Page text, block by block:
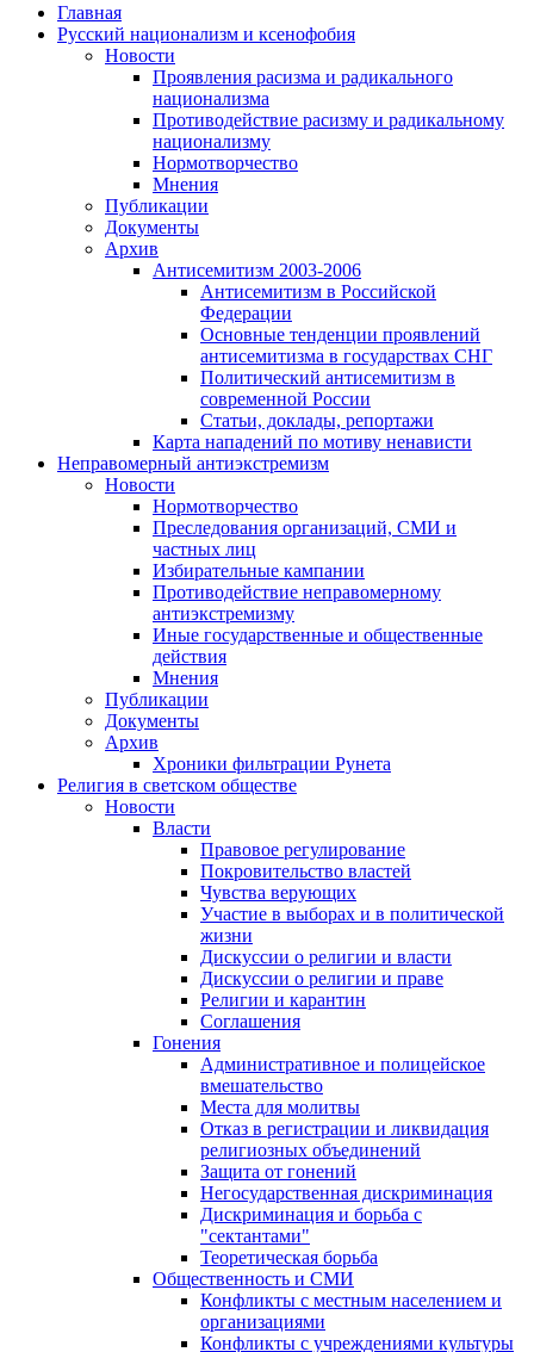
Главная
Русский национализм и ксенофобия
Новости
Проявления расизма и радикального
национализма
Противодействие расизму и радикальному
национализму
Нормотворчество
Мнения
Публикации
Документы
Архив
Антисемитизм 2003-2006
Антисемитизм в Российской
Федерации
Основные тенденции проявлений
антисемитизма в государствах СНГ
Политический антисемитизм в
современной России
Статьи, доклады, репортажи
Карта нападений по мотиву ненависти
Неправомерный антиэкстремизм
Новости
Нормотворчество
Преследования организаций, СМИ и
частных лиц
Избирательные кампании
Противодействие неправомерному
антиэкстремизму
Иные государственные и общественные
действия
Мнения
Публикации
Документы
Архив
Хроники фильтрации Рунета
Религия в светском обществе
Новости
Власти
Правовое регулирование
Покровительство властей
Чувства верующих
Участие в выборах и в политической
жизни
Дискуссии о религии и власти
Дискуссии о религии и праве
Религии и карантин
Соглашения
Гонения
Административное и полицейское
вмешательство
Места для молитвы
Отказ в регистрации и ликвидация
религиозных объединений
Защита от гонений
Негосударственная дискриминация
Дискриминация и борьба с
"сектантами"
Теоретическая борьба
Общественность и СМИ
Конфликты с местным населением и
организациями
Конфликты с учреждениями культуры